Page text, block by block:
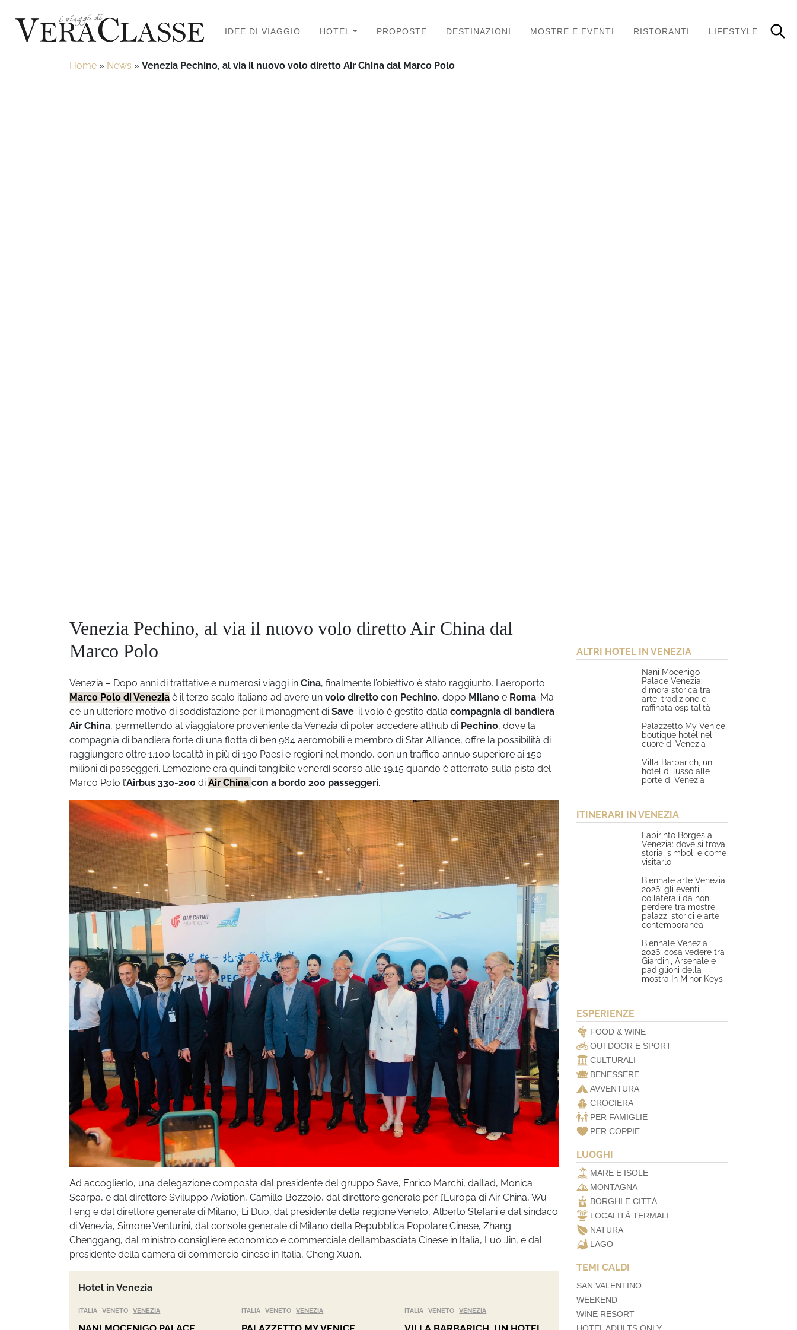
IDEE DI VIAGGIO HOTEL PROPOSTE DESTINAZIONI MOSTRE E EVENTI RISTORANTI LIFESTYLE
Home » News » Venezia Pechino, al via il nuovo volo diretto Air China dal Marco Polo
Venezia Pechino, al via il nuovo volo diretto Air China dal
Marco Polo
Venezia – Dopo anni di trattative e numerosi viaggi in Cina, finalmente l’obiettivo è stato raggiunto. L’aeroporto
Marco Polo di Venezia è il terzo scalo italiano ad avere un volo diretto con Pechino, dopo Milano e Roma. Ma
c’è un ulteriore motivo di soddisfazione per il managment di Save: il volo è gestito dalla compagnia di bandiera
Air China, permettendo al viaggiatore proveniente da Venezia di poter accedere all’hub di Pechino, dove la
compagnia di bandiera forte di una flotta di ben 964 aeromobili e membro di Star Alliance, offre la possibilità di
raggiungere oltre 1.100 località in più di 190 Paesi e regioni nel mondo, con un traffico annuo superiore ai 150
milioni di passeggeri. L’emozione era quindi tangibile venerdì scorso alle 19.15 quando è atterrato sulla pista del
Marco Polo l’Airbus 330-200 di Air China con a bordo 200 passeggeri.
Ad accoglierlo, una delegazione composta dal presidente del gruppo Save, Enrico Marchi, dall’ad, Monica
Scarpa, e dal direttore Sviluppo Aviation, Camillo Bozzolo, dal direttore generale per l’Europa di Air China, Wu
Feng e dal direttore generale di Milano, Li Duo, dal presidente della regione Veneto, Alberto Stefani e dal sindaco
di Venezia, Simone Venturini, dal console generale di Milano della Repubblica Popolare Cinese, Zhang
Chenggang, dal ministro consigliere economico e commerciale dell’ambasciata Cinese in Italia, Luo Jin, e dal
presidente della camera di commercio cinese in Italia, Cheng Xuan.
Hotel in Venezia
ITALIA VENETO VENEZIA ITALIA VENETO VENEZIA ITALIA VENETO VENEZIA
ALTRI HOTEL IN VENEZIA
Nani Mocenigo
Palace Venezia:
dimora storica tra
arte, tradizione e
raffinata ospitalità
Palazzetto My Venice,
boutique hotel nel
cuore di Venezia
Villa Barbarich, un
hotel di lusso alle
porte di Venezia
ITINERARI IN VENEZIA
Labirinto Borges a
Venezia: dove si trova,
storia, simboli e come
visitarlo
Biennale arte Venezia
2026: gli eventi
collaterali da non
perdere tra mostre,
palazzi storici e arte
contemporanea
Biennale Venezia
2026: cosa vedere tra
Giardini, Arsenale e
padiglioni della
mostra In Minor Keys
ESPERIENZE
FOOD & WINE
OUTDOOR E SPORT
CULTURALI
BENESSERE
AVVENTURA
CROCIERA
PER FAMIGLIE
PER COPPIE
LUOGHI
MARE E ISOLE
MONTAGNA
BORGHI E CITTÀ
LOCALITÀ TERMALI
NATURA
LAGO
TEMI CALDI
SAN VALENTINO
WEEKEND
WINE RESORT